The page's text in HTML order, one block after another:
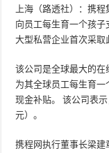
上海（路透社）：携
向员工每生育一个孩子
大型私营企业首次采取
该公司是全球最大的在
为其全球员工每生育
现金补贴。 该公司表
元）。
携程网执行董事长梁建